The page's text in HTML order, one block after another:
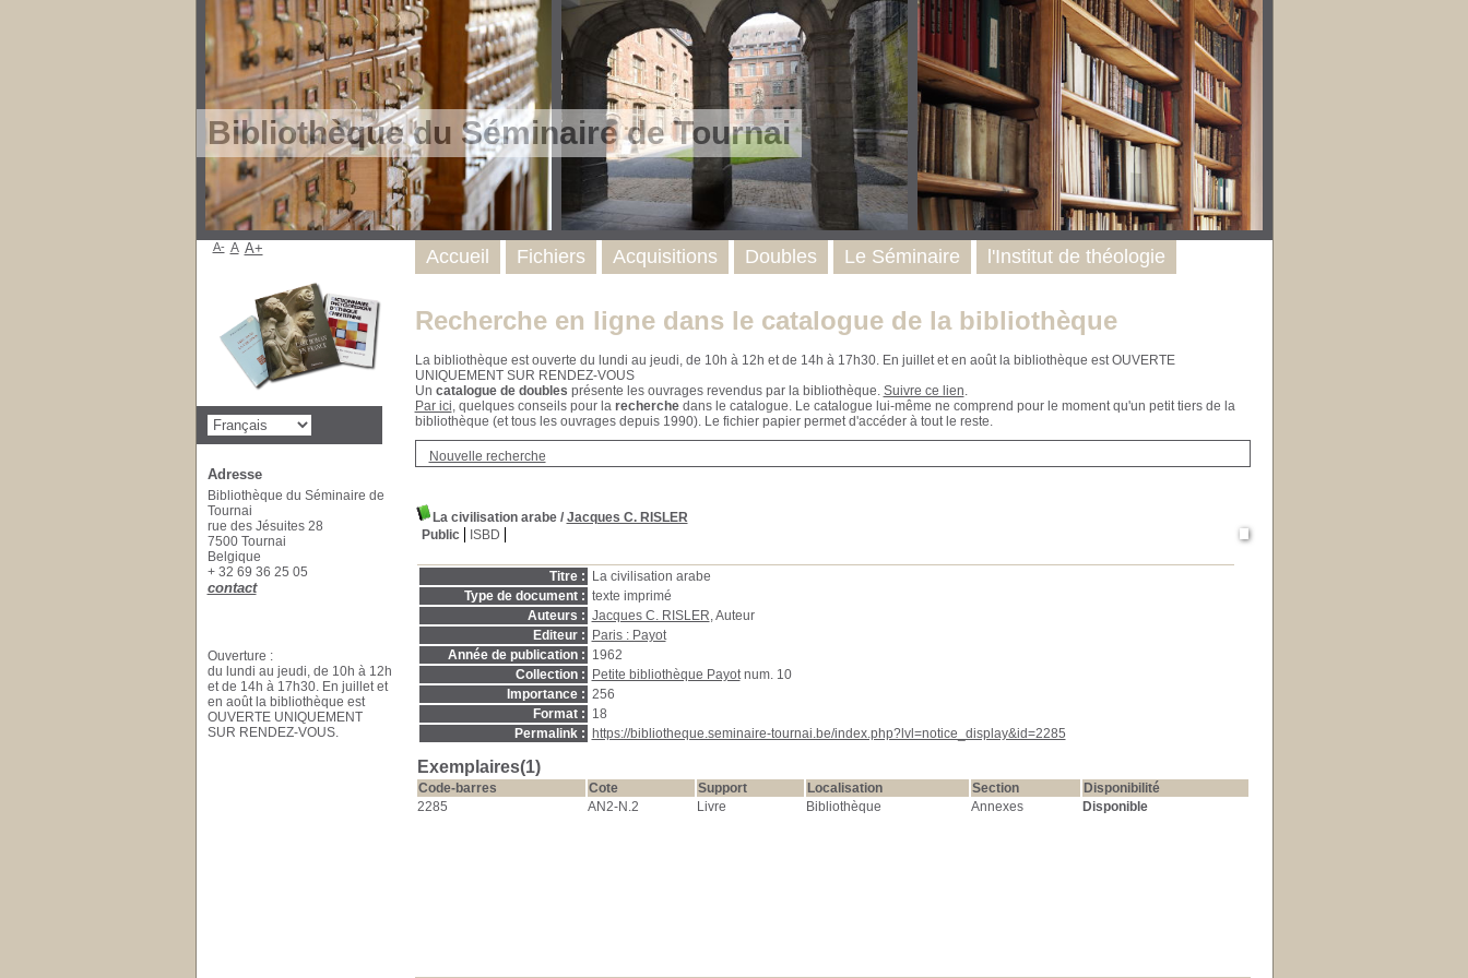
Bibliothèque du Séminaire de Tournai
Recherche en ligne dans le catalogue de la bibliothèque
La bibliothèque est ouverte du lundi au jeudi, de 10h à 12h et de 14h à 17h30. En juillet et en août la bibliothèque est OUVERTE
UNIQUEMENT SUR RENDEZ-VOUS
Un catalogue de doubles présente les ouvrages revendus par la bibliothèque. Suivre ce lien.
Par ici, quelques conseils pour la recherchedans le catalogue. Le catalogue lui-même ne comprend pour le moment qu'un petit tiers de la
bibliothèque (et tous les ouvrages depuis 1990). Le fichier papier permet d'accéder à tout le reste.
Nouvelle recherche
La civilisation arabe/ Jacques C. RISLER
Public
ISBD
Titre :
La civilisation arabe
Type de document : texte imprimé
Auteurs : Jacques C. RISLER, Auteur
Editeur :
Paris : Payot
Année de publication : 1962
Collection :
Petite bibliothèque Payotnum. 10
Importance : 256
Format : 18
Permalink :
https://bibliotheque.seminaire-tournai.be/index.php?lvl=notice_display&id=2285
Exemplaires(1)
Code-barres Cote Support Localisation Section
Disponibilité
2285
AN2-N.2 Livre Bibliothèque Annexes Disponible
Accueil Fichiers Acquisitions Doubles Le Séminaire l'Institut de théologie
A- A A+
Adresse
Bibliothèque du Séminaire de
Tournai
rue des Jésuites 28
7500 Tournai
Belgique
+ 32 69 36 25 05
contact
Ouverture :
du lundi au jeudi, de 10h à 12h
et de 14h à 17h30. En juillet et
en août la bibliothèque est
OUVERTE UNIQUEMENT
SUR RENDEZ-VOUS.